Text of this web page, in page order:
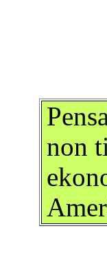
non